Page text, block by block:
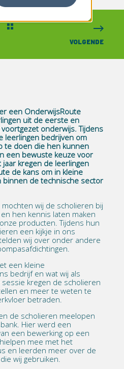
VOLGENDE
een OnderwijsRoute
uit de eerste en
onderwijs. Tijdens
leerlingen bedrijven om
te doen die hen kunnen
een bewuste keuze voor
jaar kregen de leerlingen
de kans om in kleine
binnen de technische sector
wij de scholieren bij
hen kennis laten maken
producten. Tijdens hun
een kijkje in ons
wij over onder andere
een kleine
bedrijf en wat wij als
kregen de scholieren
en meer te weten te
betraden.
de scholieren meelopen
Hier werd een
een bewerking op een
mee met het
en leerden meer over de
wij gebruiken.